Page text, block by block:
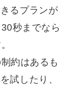
るプランが
秒までなら
約はあるも
試したり、